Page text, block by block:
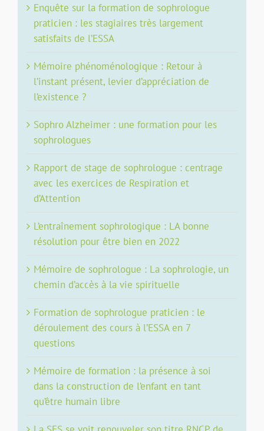
Enquête sur la formation de sophrologue
praticien : les stagiaires très largement
satisfaits de l’ESSA
Mémoire phénoménologique : Retour à
l’instant présent, levier d’appréciation de
l’existence ?
Sophro Alzheimer : une formation pour les
sophrologues
Rapport de stage de sophrologue : centrage
avec les exercices de Respiration et
d’Attention
L’entraînement sophrologique : LA bonne
résolution pour être bien en 2022
Mémoire de sophrologue : La sophrologie, un
chemin d’accès à la vie spirituelle
Formation de sophrologue praticien : le
déroulement des cours à l’ESSA en 7
questions
Mémoire de formation : la présence à soi
dans la construction de l’enfant en tant
qu’être humain libre